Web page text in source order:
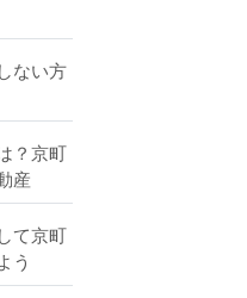
ない方
？京町
産
て京町
う